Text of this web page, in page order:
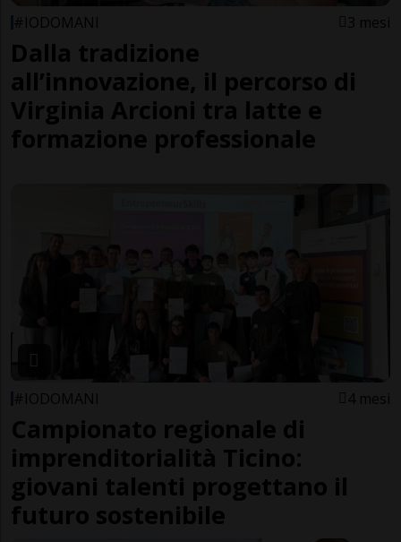
#IODOMANI 3 mesi
Dalla tradizione
all’innovazione, il percorso di
Virginia Arcioni tra latte e
formazione professionale
#IODOMANI 4 mesi
Campionato regionale di
imprenditorialità Ticino:
giovani talenti progettano il
futuro sostenibile